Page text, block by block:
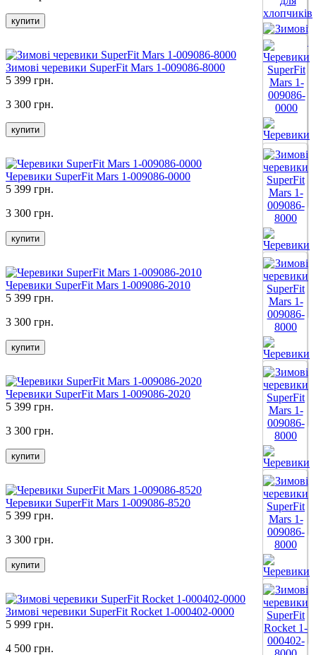
Все цвета
Все цвета
купити
Все цвета
Зимові черевики SuperFit Mars 1-009086-8000
5 399 грн.
3 300 грн.
купити
Все цвета
Черевики SuperFit Mars 1-009086-0000
5 399 грн.
3 300 грн.
купити
Все цвета
Черевики SuperFit Mars 1-009086-2010
5 399 грн.
3 300 грн.
купити
Все цвета
Черевики SuperFit Mars 1-009086-2020
5 399 грн.
3 300 грн.
купити
Все цвета
Черевики SuperFit Mars 1-009086-8520
5 399 грн.
3 300 грн.
купити
Зимові черевики SuperFit Rocket 1-000402-0000
5 999 грн.
4 500 грн.